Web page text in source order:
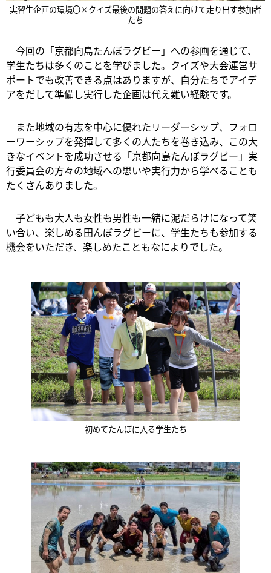
実習生企画の環境〇×クイズ最後の問題の答えに向けて走り出す参加者
たち
今回の「京都向島たんぼラグビー」への参画を通じて、
学生たちは多くのことを学びました。クイズや大会運営サ
ポートでも改善できる点はありますが、自分たちでアイデ
アをだして準備し実行した企画は代え難い経験です。
また地域の有志を中心に優れたリーダーシップ、フォロ
ーワーシップを発揮して多くの人たちを巻き込み、この大
きなイベントを成功させる「京都向島たんぼラグビー」実
行委員会の方々の地域への思いや実行力から学べることも
たくさんありました。
子どもも大人も女性も男性も一緒に泥だらけになって笑
い合い、楽しめる田んぼラグビーに、学生たちも参加する
機会をいただき、楽しめたこともなによりでした。
初めてたんぼに入る学生たち